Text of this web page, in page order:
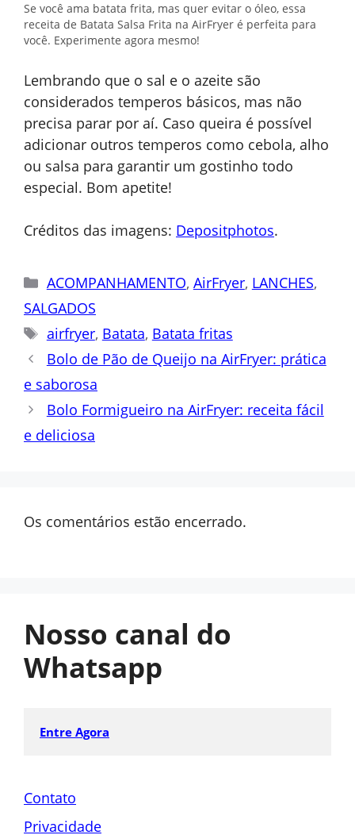
Se você ama batata frita, mas quer evitar o óleo, essa
receita de Batata Salsa Frita na AirFryer é perfeita para
você. Experimente agora mesmo!
Lembrando que o sal e o azeite são
considerados temperos básicos, mas não
precisa parar por aí. Caso queira é possível
adicionar outros temperos como cebola, alho
ou salsa para garantir um gostinho todo
especial. Bom apetite!
Créditos das imagens: Depositphotos.
Categorias
ACOMPANHAMENTO, AirFryer, LANCHES,
SALGADOS
Tags
airfryer, Batata, Batata fritas
Bolo de Pão de Queijo na AirFryer: prática
e saborosa
Bolo Formigueiro na AirFryer: receita fácil
e deliciosa
Os comentários estão encerrado.
Nosso canal do
Whatsapp
Entre Agora
Contato
Privacidade